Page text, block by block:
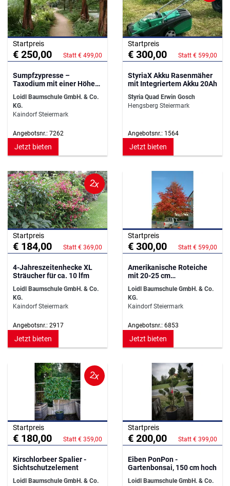
Startpreis
€ 250,00 Statt € 499,00
Sumpfzypresse –
Taxodium mit einer Höhe
Loidl Baumschule GmbH. & Co.
KG.
Kaindorf Steiermark
Angebotsnr.: 7262
Jetzt bieten
Startpreis
€ 300,00 Statt € 599,00
StyriaX Akku Rasenmäher
mit Integriertem Akku 20Ah
Styria Quad Erwin Gosch
Hengsberg Steiermark
Angebotsnr.: 1564
Jetzt bieten
2x
Startpreis
€ 184,00 Statt € 369,00
4-Jahreszeitenhecke XL
Sträucher für ca. 10 lfm
Loidl Baumschule GmbH. & Co.
KG.
Kaindorf Steiermark
Angebotsnr.: 2917
Jetzt bieten
Startpreis
€ 300,00 Statt € 599,00
Amerikanische Roteiche
mit 20-25 cm
Loidl Baumschule GmbH. & Co.
KG.
Kaindorf Steiermark
Angebotsnr.: 6853
Jetzt bieten
2x
Startpreis
€ 180,00 Statt € 359,00
Kirschlorbeer Spalier -
Sichtschutzelement
Loidl Baumschule GmbH. & Co.
Startpreis
€ 200,00 Statt € 399,00
Eiben PonPon -
Gartenbonsai, 150 cm hoch
Loidl Baumschule GmbH. & Co.